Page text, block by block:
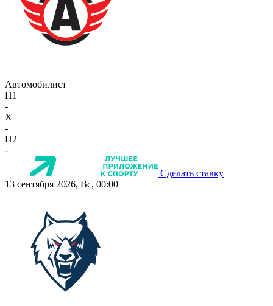
Автомобилист
П1
-
X
-
П2
-
Сделать ставку
13 сентября 2026, Вс, 00:00